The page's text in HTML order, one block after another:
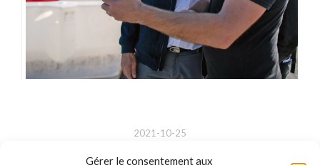
Gérer le consentement aux
2021-10-25